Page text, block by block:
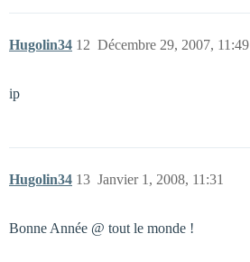
Hugolin34 Décembre 29, 2007, 11:49
12
ip
Hugolin34 Janvier 1, 2008, 11:31
13
Bonne Année @ tout le monde !